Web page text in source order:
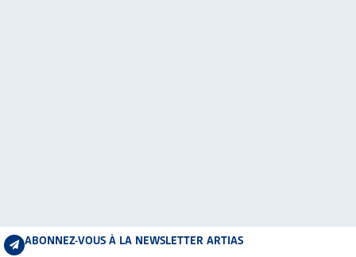
ABONNEZ-VOUS À LA NEWSLETTER ARTIAS